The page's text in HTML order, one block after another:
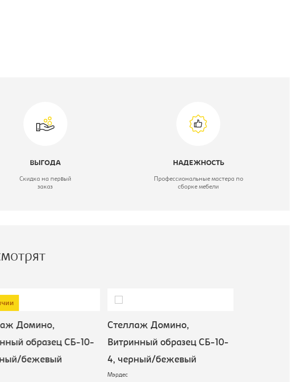
ВЫГОДА
Скидка на первый
заказ
НАДЕЖНОСТЬ
Профессиональные мастера по
сборке мебели
Домино,
образец СБ-10-
бежевый
Стеллаж Домино,
Витринный образец СБ-10-
4, черный/бежевый
Мэрдес